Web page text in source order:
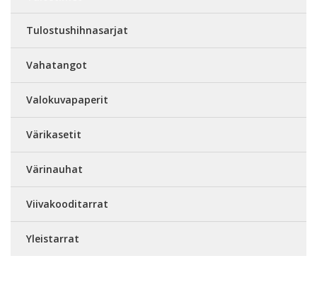
Tulostushihnasarjat
Vahatangot
Valokuvapaperit
Värikasetit
Värinauhat
Viivakooditarrat
Yleistarrat